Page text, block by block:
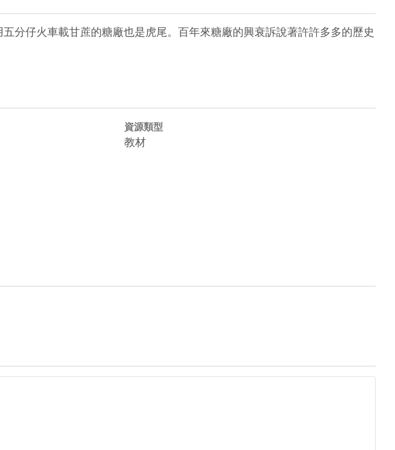
分仔火車載甘蔗的糖廠也是虎尾。百年來糖廠的興衰訴說著許許多多的歷史
資源類型
教材